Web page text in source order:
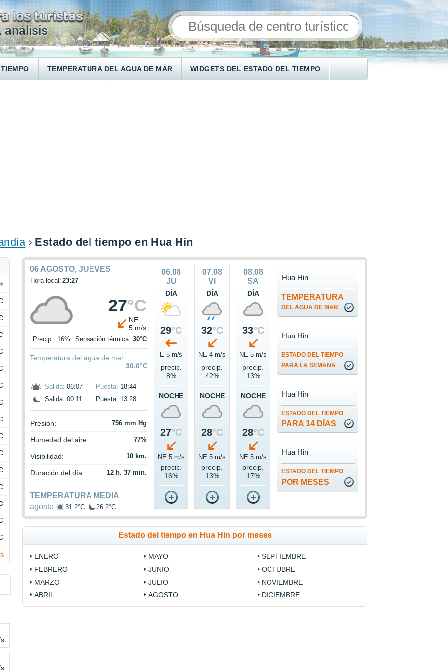
TEMPERATURA DEL AGUA DE MAR WIDGETS DEL ESTADO DEL TIEMPO
Estado del tiempo en Hua Hin
06 AGOSTO, JUEVES
Hora local: 23:27
27°C
NE
5 m/s
Precip.: 16% Sensación térmica:30°C
Temperatura del agua de mar:
30.0°C
Salida: 06:07 Puesta: 18:44
Salida: 00:11
Puesta: 13:28
Presión: 756 mm Hg
Humedad del aire: 77%
Visibilidad: 10 km.
Duración del día: 12 h. 37 min.
TEMPERATURA MEDIA
agosto
31.2°C 26.2°C
06.08
JU
DÍA
29°C
E 5 m/s
precip.
8%
NOCHE
27°C
NE 5 m/s
precip.
16%
07.08
VI
DÍA
32°C
NE 4 m/s
precip.
42%
NOCHE
28°C
NE 5 m/s
precip.
13%
08.08
SA
DÍA
33°C
NE 5 m/s
precip.
13%
NOCHE
28°C
NE 5 m/s
precip.
17%
TEMPERATURA
DEL AGUA DE MAR
Hua Hin
ESTADO DEL TIEMPO
PARA LA SEMANA
Hua Hin
ESTADO DEL TIEMPO
PARA 14 DÍAS
Hua Hin
ESTADO DEL TIEMPO
POR MESES
Hua Hin
Estado del tiempo en Hua Hin por meses
ENERO
FEBRERO
MARZO
ABRIL
MAYO
JUNIO
JULIO
AGOSTO
SEPTIEMBRE
OCTUBRE
NOVIEMBRE
DICIEMBRE